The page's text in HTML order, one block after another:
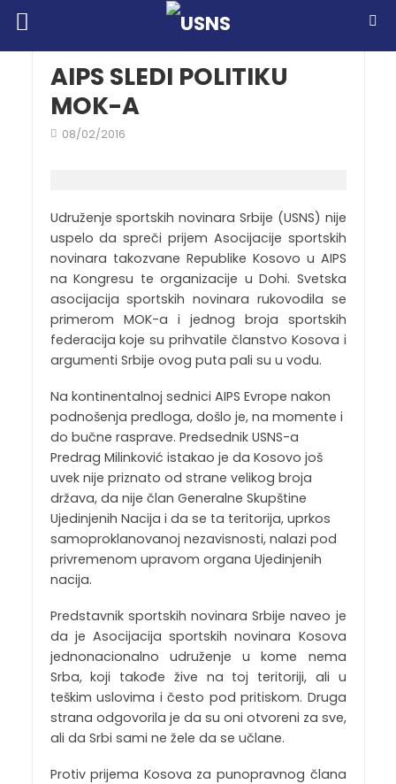
AIPS SLEDI POLITIKU
MOK-A
08/02/2016
Udruženje sportskih novinara Srbije (USNS) nije
uspelo da spreči prijem Asocijacije sportskih
novinara takozvane Republike Kosovo u AIPS
na Kongresu te organizacije u Dohi. Svetska
asocijacija sportskih novinara rukovodila se
primerom MOK-a i jednog broja sportskih
federacija koje su prihvatile članstvo Kosova i
argumenti Srbije ovog puta pali su u vodu.
Na kontinentalnoj sednici AIPS Evrope nakon
podnošenja predloga, došlo je, na momente i
do bučne rasprave. Predsednik USNS-a
Predrag Milinković istakao je da Kosovo još
uvek nije priznato od strane velikog broja
država, da nije član Generalne Skupštine
Ujedinjenih Nacija i da se ta teritorija, uprkos
samoproklanovanoj nezavisnosti, nalazi pod
privremenom upravom organa Ujedinjenih
nacija.
Predstavnik sportskih novinara Srbije naveo je
da je Asocijacija sportskih novinara Kosova
jednonacionalno udruženje u kome nema
Srba, koji takođe žive na toj teritoriji, ali u
teškim uslovima i često pod pritiskom. Druga
strana odgovorila je da su oni otvoreni za sve,
ali da Srbi sami ne žele da se učlane.
Protiv prijema Kosova za punopravnog člana